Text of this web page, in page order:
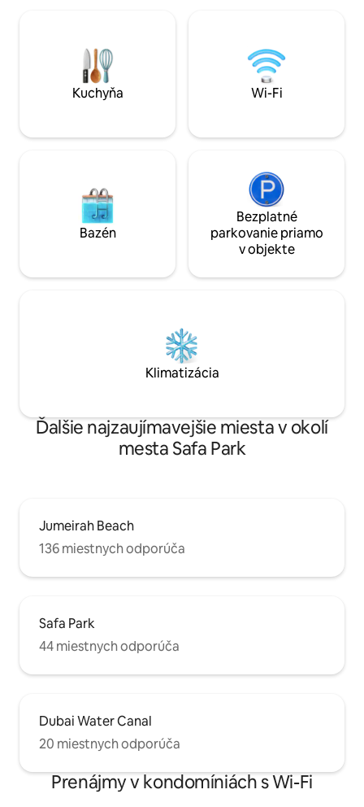
Smeg a pokojnej spálni s manželskou
posteľou a šatníkmi. Kúpeľne sú
vybavené produktmi Salt&Mud. K
DISPOZÍCII SÚ MESAČNÉ POBYTY, pošlite
nám správu a získajte najlepšie ceny.
priestor pre vaše
pridáva pohodlie.
balkón. Rezidencia zahŕňa bezplatné
parkovanie,
Kuchyňa Wi-Fi
Bazén
Bezplatné
parkovanie priamo
v objekte
Klimatizácia
Ďalšie najzaujímavejšie miesta v okolí
mesta Safa Park
Jumeirah Beach
136 miestnych odporúča
Safa Park
44 miestnych odporúča
Dubai Water Canal
20 miestnych odporúča
Prenájmy v kondomíniách s Wi-Fi